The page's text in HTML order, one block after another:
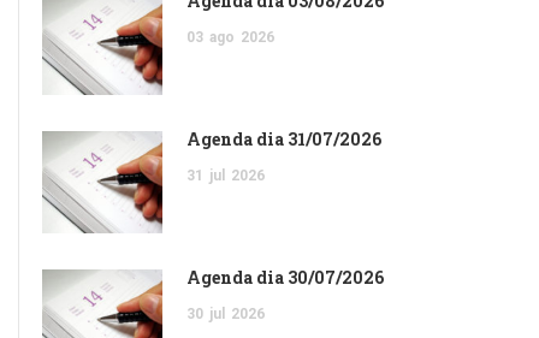
03 ago 2026
Agenda dia 31/07/2026
31 jul 2026
Agenda dia 30/07/2026
30 jul 2026